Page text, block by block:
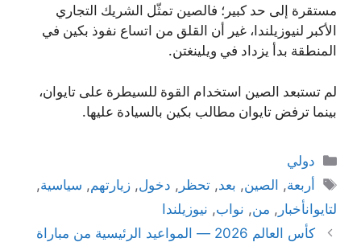
مستقرة إلى حد كبير؛ فالصين تمثّل الشريك التجاري
الأكبر لنيوزيلندا، غير أن القلق من اتساع نفوذ بكين في
المنطقة بدأ يزداد في ويلينغتن.
لم تستبعد الصين استخدام القوة للسيطرة على تايوان،
بينما ترفض تايوان مطالب بكين بالسيادة عليها.
التصنيفات
دولي
الوسوم
أربعة, الصين, بعد,تحظر , دخول,زيارتهم, سياسية,
لتايوانأخبار , من, نواب, نيوزيلندا
كأس العالم 2026 — المواعيد الرئيسية من مباراة